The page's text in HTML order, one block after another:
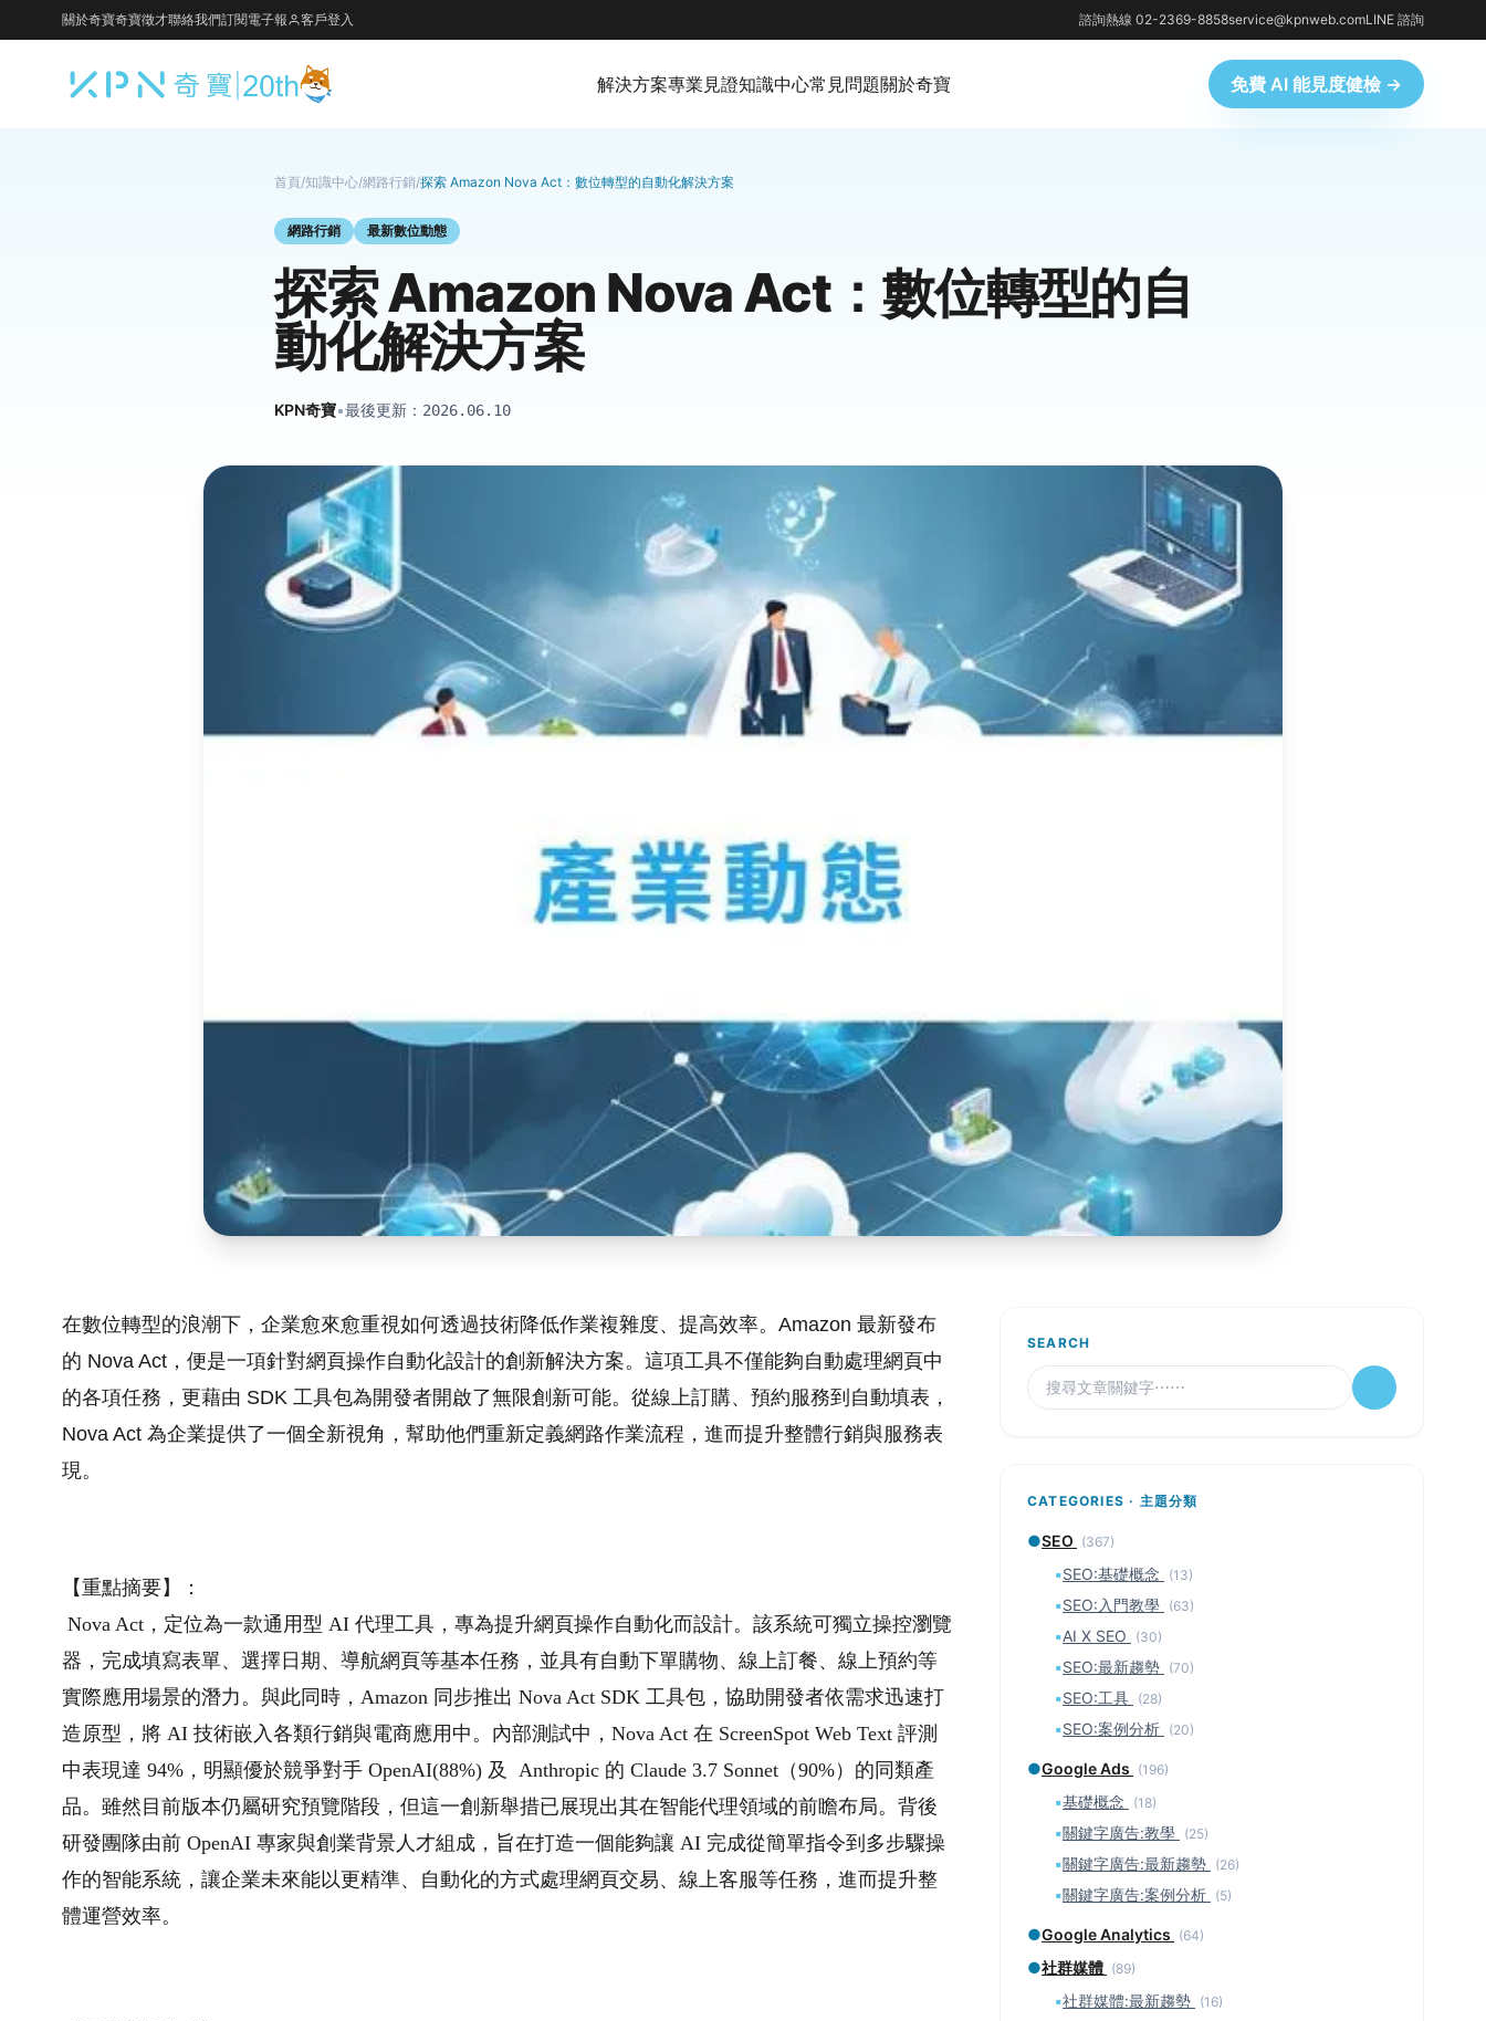
關於奇寶奇寶徵才聯絡我們訂閱電子報 客戶登入 諮詢熱線 02-2369-8858service@kpnweb.comLINE 諮詢
解決方案專業見證知識中心常見問題關於奇寶 免費 AI 能見度健檢 →
首頁/知識中心/網路行銷/探索 Amazon Nova Act：數位轉型的自動化解決方案
網路行銷 最新數位動態
探索 Amazon Nova Act：數位轉型的自
動化解決方案
KPN奇寶•最後更新： 2026.06.10
在數位轉型的浪潮下，企業愈來愈重視如何透過技術降低作業複雜度、提高效率。Amazon 最新發布
的 Nova Act，便是一項針對網頁操作自動化設計的創新解決方案。這項工具不僅能夠自動處理網頁中
的各項任務，更藉由 SDK 工具包為開發者開啟了無限創新可能。從線上訂購、預約服務到自動填表，
Nova Act 為企業提供了一個全新視角，幫助他們重新定義網路作業流程，進而提升整體行銷與服務表
現。
【重點摘要】：
Nova Act，定位為一款通用型 AI 代理工具，專為提升網頁操作自動化而設計。該系統可獨立操控瀏覽
器，完成填寫表單、選擇日期、導航網頁等基本任務，並具有自動下單購物、線上訂餐、線上預約等
實際應用場景的潛力。與此同時，Amazon 同步推出 Nova Act SDK 工具包，協助開發者依需求迅速打
造原型，將 AI 技術嵌入各類行銷與電商應用中。內部測試中，Nova Act 在 ScreenSpot Web Text 評測
中表現達 94%，明顯優於競爭對手 OpenAI(88%) 及
Anthropic 的 Claude 3.7 Sonnet（90%） 的同類產
品。雖然目前版本仍屬研究預覽階段，但這一創新舉措已展現出其在智能代理領域的前瞻布局。背後
研發團隊由前 OpenAI 專家與創業背景人才組成，旨在打造一個能夠讓 AI 完成從簡單指令到多步驟操
作的智能系統，讓企業未來能以更精準、自動化的方式處理網頁交易、線上客服等任務，進而提升整
體運營效率。
SEARCH
CATEGORIES · 主題分類
●SEO (367)
▪SEO:基礎概念 (13)
▪SEO:入門教學 (63)
▪AI X SEO (30)
▪SEO:最新趨勢 (70)
▪SEO:工具 (28)
▪SEO:案例分析 (20)
●Google Ads (196)
▪基礎概念 (18)
▪關鍵字廣告:教學 (25)
▪關鍵字廣告:最新趨勢 (26)
▪關鍵字廣告:案例分析 (5)
●Google Analytics (64)
●社群媒體 (89)
▪社群媒體:最新趨勢 (16)